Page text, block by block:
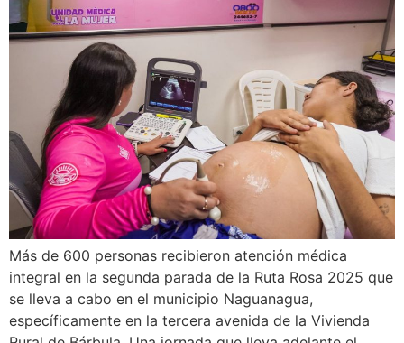
Más de 600 personas recibieron atención médica
integral en la segunda parada de la Ruta Rosa 2025 que
se lleva a cabo en el municipio Naguanagua,
específicamente en la tercera avenida de la Vivienda